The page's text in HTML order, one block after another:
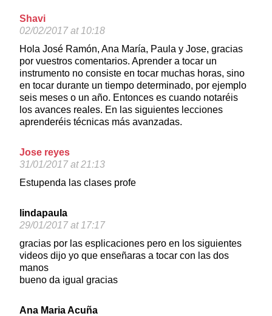
Shavi
02/02/2017 at 10:18
Hola José Ramón, Ana María, Paula y Jose, gracias
por vuestros comentarios. Aprender a tocar un
instrumento no consiste en tocar muchas horas, sino
en tocar durante un tiempo determinado, por ejemplo
seis meses o un año. Entonces es cuando notaréis
los avances reales. En las siguientes lecciones
aprenderéis técnicas más avanzadas.
Jose reyes
31/01/2017 at 21:13
Estupenda las clases profe
lindapaula
29/01/2017 at 17:17
gracias por las esplicaciones pero en los siguientes
videos dijo yo que enseñaras a tocar con las dos
manos
bueno da igual gracias
Ana Maria Acuña